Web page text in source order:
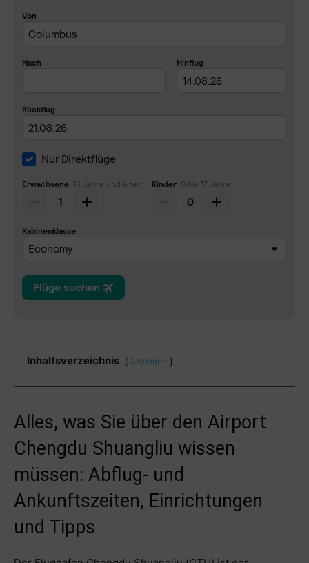
Inhaltsverzeichnis Anzeigen
Alles, was Sie über den Airport
Chengdu Shuangliu wissen
müssen: Abflug- und
Ankunftszeiten, Einrichtungen
und Tipps